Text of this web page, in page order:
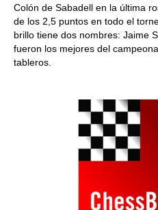
Colón de Sabadell en la última
de los 2,5 puntos en todo el
brillo tiene dos nombres: Jaime
fueron los mejores del
tableros.